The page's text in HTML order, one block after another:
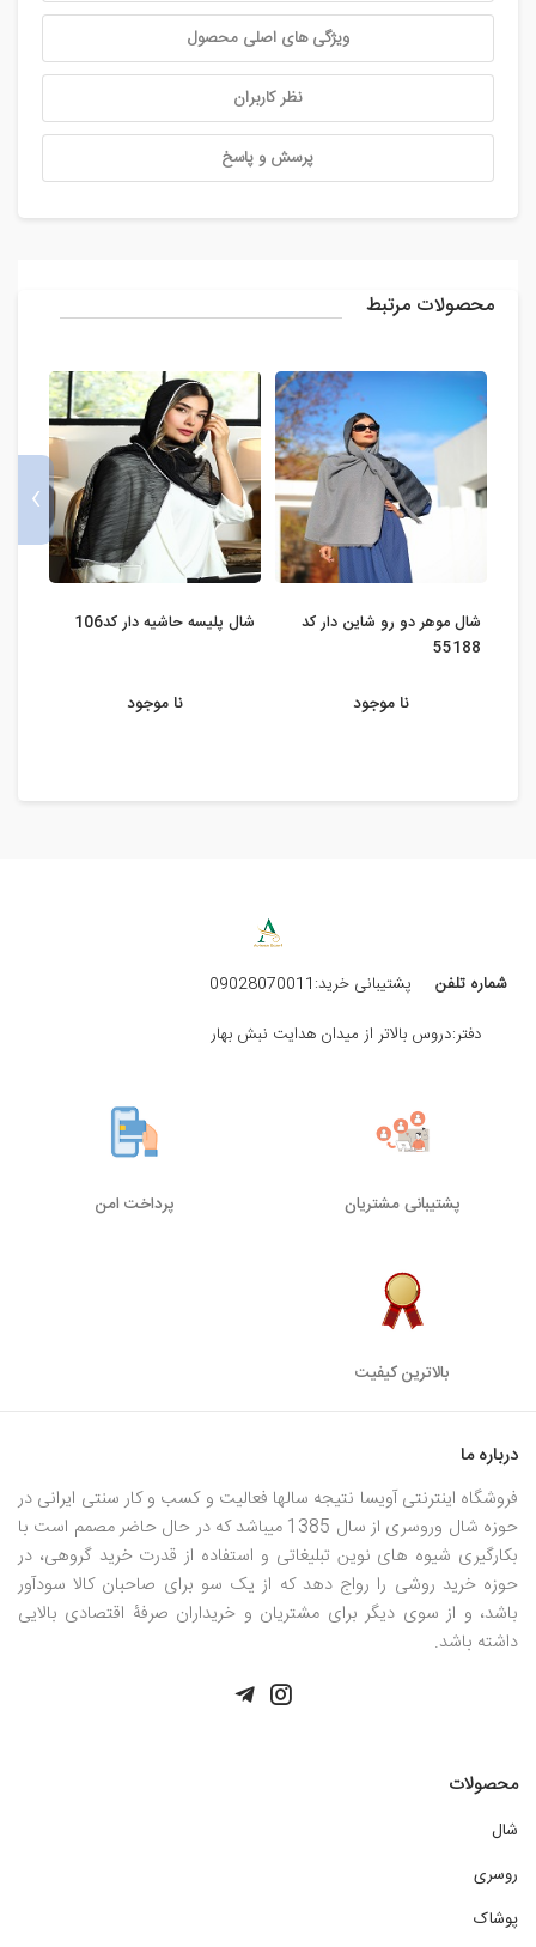
ویژگی های اصلی محصول
نظر کاربران
پرسش و پاسخ
محصولات مرتبط
شال موهر دو رو شاین دار کد
55188
نا موجود
شال پلیسه حاشیه دار کد106
نا موجود
›
شماره تلفن
پشتیبانی خرید:09028070011
دفتر:دروس بالاتر از میدان هدایت نبش بهار
پشتیبانی مشتریان پرداخت امن
بالاترین کیفیت
درباره ما
فروشگاه اینترنتی آویسا نتیجه سالها فعالیت و کسب و کار سنتی ایرانی در
حوزه شال وروسری از سال 1385 میباشد که در حال حاضر مصمم است با
بکارگیری شیوه های نوین تبلیغاتی و استفاده از قدرت خرید گروهی، در
حوزه خرید روشی را رواج دهد که از یک سو برای صاحبان کالا سودآور
باشد، و از سوی دیگر برای مشتریان و خریداران صرفۀ اقتصادی بالایی
داشته باشد.
محصولات
شال
روسری
پوشاک